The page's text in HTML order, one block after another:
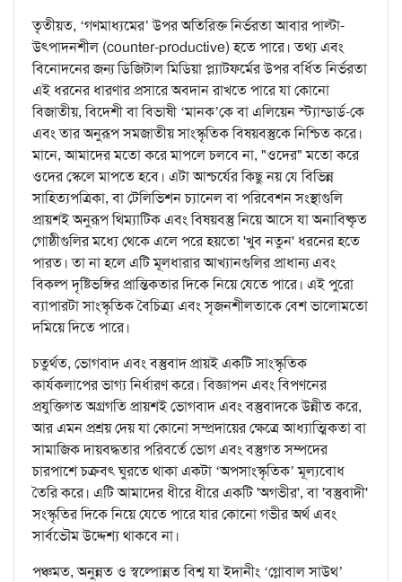
তৃতীয়ত, ‘গণমাধ্যমের’ উপর অতিরিক্ত নির্ভরতা আবার পাল্টা-
উৎপাদনশীল (counter-productive) হতে পারে। তথ্য এবং
বিনোদনের জন্য ডিজিটাল মিডিয়া প্ল্যাটফর্মের উপর বর্ধিত নির্ভরতা
এই ধরনের ধারণার প্রসারে অবদান রাখতে পারে যা কোনো
বিজাতীয়, বিদেশী বা বিভাষী ‘মানক’কে বা এলিয়েন স্ট্যান্ডার্ড-কে
এবং তার অনুরূপ সমজাতীয় সাংস্কৃতিক বিষয়বস্তুকে নিশ্চিত করে।
মানে, আমাদের মতো করে মাপলে চলবে না, "ওদের" মতো করে
ওদের স্কেলে মাপতে হবে। এটা আশ্চর্যের কিছু নয় যে বিভিন্ন
সাহিত্যপত্রিকা, বা টেলিভিশন চ্যানেল বা পরিবেশন সংস্থাগুলি
প্রায়শই অনুরূপ থিম্যাটিক এবং বিষয়বস্তু নিয়ে আসে যা অনাবিষ্কৃত
গোষ্ঠীগুলির মধ্যে থেকে এলে পরে হয়তো 'খুব নতুন' ধরনের হতে
পারত। তা না হলে এটি মূলধারার আখ্যানগুলির প্রাধান্য এবং
বিকল্প দৃষ্টিভঙ্গির প্রান্তিকতার দিকে নিয়ে যেতে পারে। এই পুরো
ব্যাপারটা সাংস্কৃতিক বৈচিত্র্য এবং সৃজনশীলতাকে বেশ ভালোমতো
দমিয়ে দিতে পারে।
চতুর্থত, ভোগবাদ এবং বস্তুবাদ প্রায়ই একটি সাংস্কৃতিক
কার্যকলাপের ভাগ্য নির্ধারণ করে। বিজ্ঞাপন এবং বিপণনের
প্রযুক্তিগত অগ্রগতি প্রায়শই ভোগবাদ এবং বস্তুবাদকে উন্নীত করে,
আর এমন প্রশ্রয় দেয় যা কোনো সম্প্রদায়ের ক্ষেত্রে আধ্যাত্মিকতা বা
সামাজিক দায়বদ্ধতার পরিবর্তে ভোগ এবং বস্তুগত সম্পদের
চারপাশে চক্রবৎ ঘুরতে থাকা একটা ‘অপসাংস্কৃতিক’ মূল্যবোধ
তৈরি করে। এটি আমাদের ধীরে ধীরে একটি 'অগভীর', বা 'বস্তুবাদী'
সংস্কৃতির দিকে নিয়ে যেতে পারে যার কোনো গভীর অর্থ এবং
সার্বভৌম উদ্দেশ্য থাকবে না।
পঞ্চমত, অনুন্নত ও স্বল্পোন্নত বিশ্ব যা ইদানীং ‘গ্লোবাল সাউথ’